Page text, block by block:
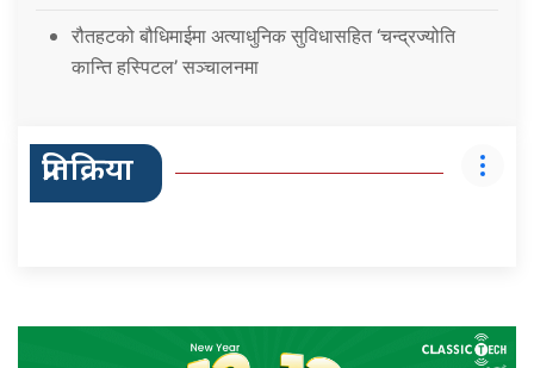
रौतहटको बौधिमाईमा अत्याधुनिक सुविधासहित ‘चन्द्रज्योति
कान्ति हस्पिटल’ सञ्चालनमा
प्रतिक्रिया